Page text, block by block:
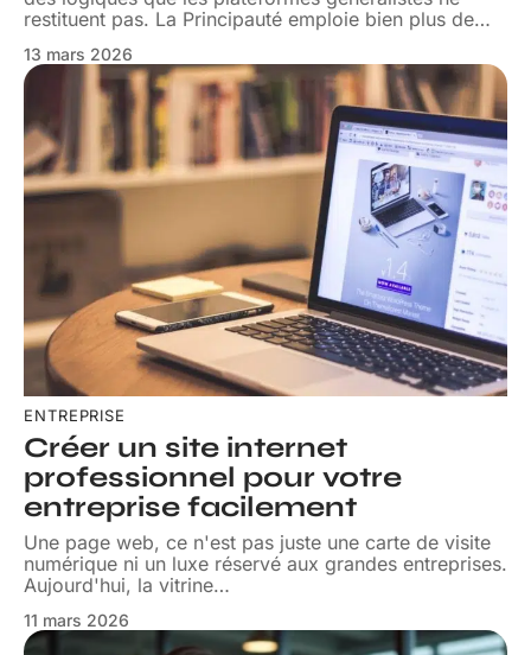
restituent pas. La Principauté emploie bien plus de…
13 mars 2026
ENTREPRISE
Créer un site internet
professionnel pour votre
entreprise facilement
Une page web, ce n'est pas juste une carte de visite
numérique ni un luxe réservé aux grandes entreprises.
Aujourd'hui, la vitrine…
11 mars 2026